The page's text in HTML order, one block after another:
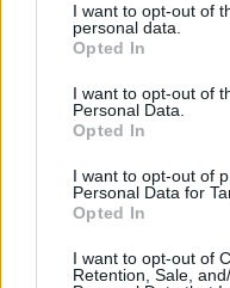
I want to opt-out of
personal data.
Opted In
I want to opt-out of
Personal Data.
Opted In
I want to opt-out of
Personal Data for
Opted In
I want to opt-out of
Retention, Sale,